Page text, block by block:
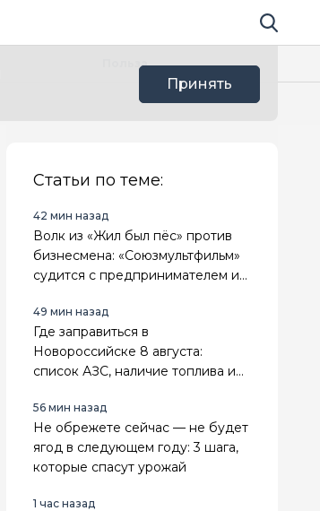
Поиск по
Принять
Польза
Статьи по теме:
42 мин назад
Волк из «Жил был пёс» против
бизнесмена: «Союзмультфильм»
судится с предпринимателем из
49 мин назад
Где заправиться в
Новороссийске 8 августа:
список АЗС, наличие топлива и
56 мин назад
Не обрежете сейчас — не будет
ягод в следующем году: 3 шага,
которые спасут урожай
1 час назад